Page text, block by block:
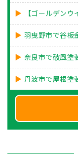
【ゴールデンウ
羽曳野市で谷板
奈良市で破風塗
丹波市で屋根塗